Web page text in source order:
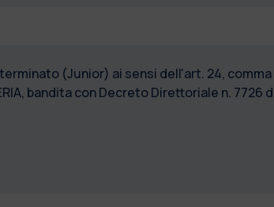
(Junior) ai sensi dell'art. 24, comma
bandita con Decreto Direttoriale n. 7726